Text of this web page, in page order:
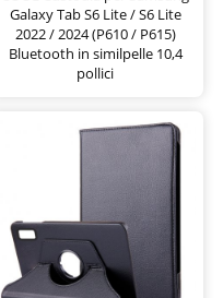
Galaxy Tab S6 Lite / S6 Lite
2022 / 2024 (P610 / P615)
Bluetooth in similpelle 10,4
pollici